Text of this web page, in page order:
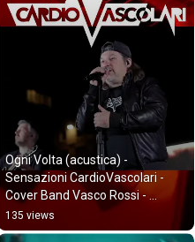
Ogni Volta (acustica) -
Sensazioni CardioVascolari -
Cover Band Vasco Rossi -
Ancona
135 views